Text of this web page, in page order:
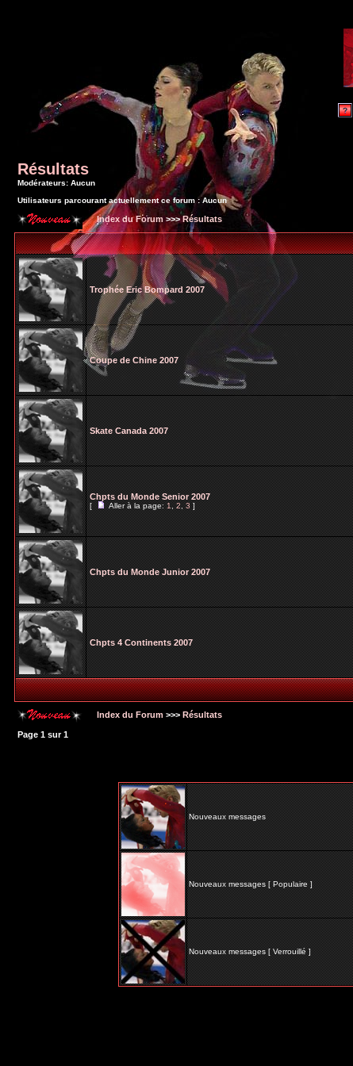
Résultats
Modérateurs: Aucun
Utilisateurs parcourant actuellement ce forum : Aucun
Index du Forum >>>Résultats
Trophée Eric Bompard 2007
Coupe de Chine 2007
Skate Canada 2007
Chpts du Monde Senior 2007
[ Aller à la page:1,2,3]
Chpts du Monde Junior 2007
Chpts 4 Continents 2007
Index du Forum >>> Résultats
Page 1 sur1
Nouveaux messages
Nouveaux messages [ Populaire ]
Nouveaux messages [ Verrouillé ]